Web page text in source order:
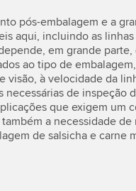
pós-embalagem e a
aqui, incluindo as
em grande
ao tipo de
visão, à velocidade da
necessárias de inspeção
que exigem um
também a necessidade
de salsicha e carne